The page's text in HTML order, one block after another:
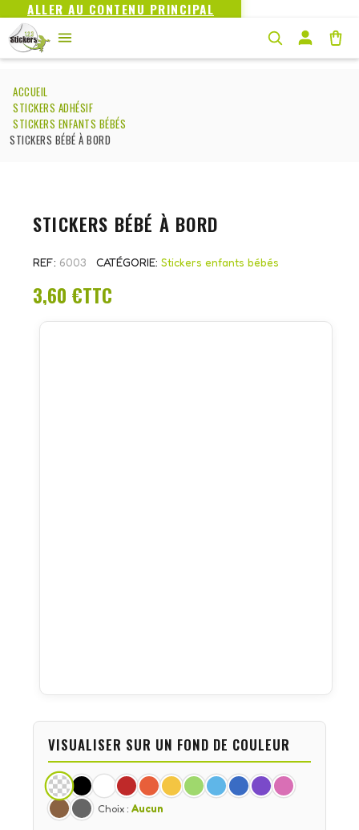
ALLER AU CONTENU PRINCIPAL
ACCUEIL
STICKERS ADHÉSIF
STICKERS ENFANTS BÉBÉS
STICKERS BÉBÉ À BORD
STICKERS BÉBÉ À BORD
REF 6003 CATÉGORIE Stickers enfants bébés
3,60 €TTC
VISUALISER SUR UN FOND DE COULEUR
Choix : Aucun